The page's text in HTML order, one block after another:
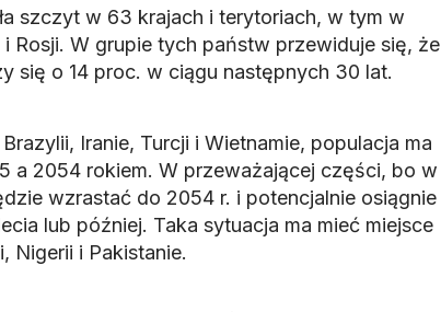
szczyt w 63 krajach i terytoriach, w tym w
Rosji. W grupie tych państw przewiduje się, że
się o 14 proc. w ciągu następnych 30 lat.
Iranie, Turcji i Wietnamie, populacja ma
a 2054 rokiem. W przeważającej części, bo w
wzrastać do 2054 r. i potencjalnie osiągnie
lub później. Taka sytuacja ma mieć miejsce
Nigerii i Pakistanie.